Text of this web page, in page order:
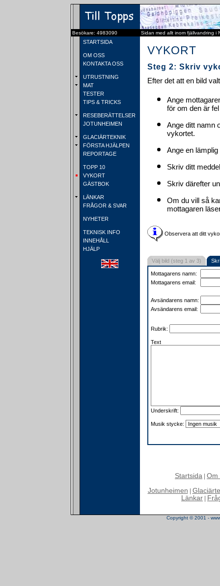
Besökare: 4983090 Sidan med allt inom fjällvandring i
STARTSIDA
OM OSS
KONTAKTA OSS
UTRUSTNING
MAT
TESTER
TIPS & TRICKS
RESEBERÄTTELSER
JOTUNHEIMEN
GLACIÄRTEKNIK
FÖRSTA HJÄLPEN
REPORTAGE
TOPP 10
VYKORT
GÄSTBOK
LÄNKAR
FRÅGOR & SVAR
NYHETER
TEKNISK INFO
INNEHÅLL
HJÄLP
VYKORT
Steg 2: Skriv
Efter det att en bild
Ange
för om den är
Ange ditt namn
vykortet.
Ange en lämplig
Skriv ditt
Skriv därefter
Om du vill så
mottagaren
Observera att ditt
Välj bild (steg 1 av 3)
Mottagarens namn:
Mottagarens email:
Avsändarens namn:
Avsändarens email:
Rubrik:
Text
Underskrift:
Musik stycke:
Startsida Om
Jotunheimen
Länkar
Copyright © 2001 -